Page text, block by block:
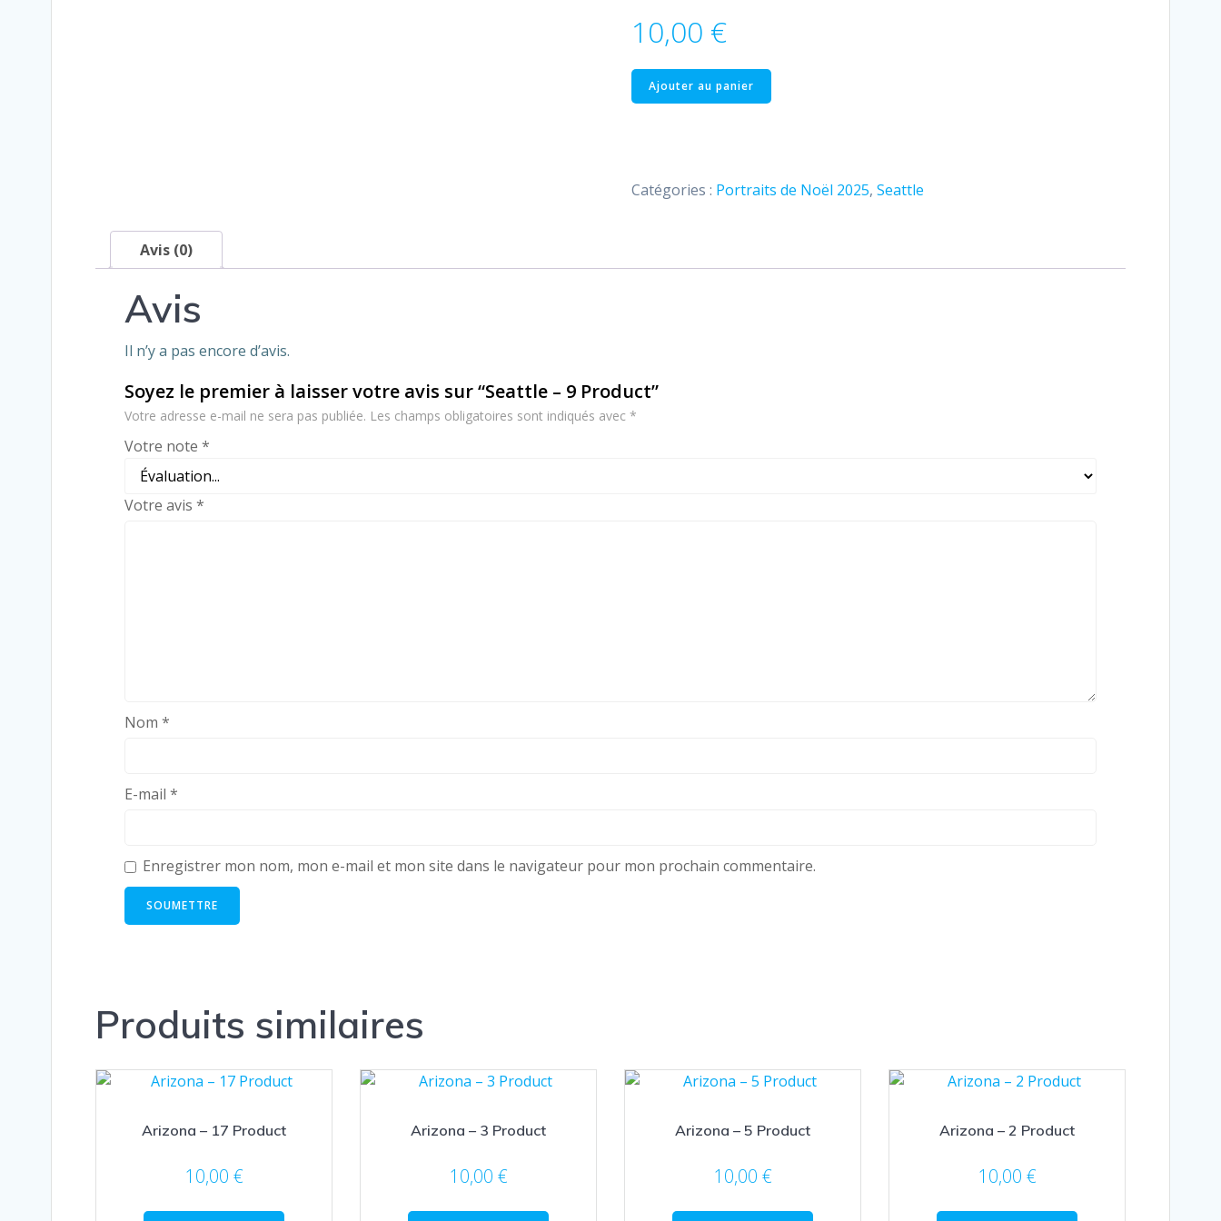
10,00 €
quantité
de
Product
Ajouter au panier
Catégories : Portraits de Noël 2025, Seattle
Avis (0)
Avis
Il n’y a pas encore d’avis.
Soyez le premier à laisser votre avis sur “Seattle – 9 Product”
Votre adresse e-mail ne sera pas publiée. Les champs obligatoires sont indiqués avec *
Votre note *
Votre avis *
Nom *
E-mail *
Enregistrer mon nom, mon e-mail et mon site dans le navigateur pour mon prochain commentaire.
Produits similaires
Arizona – 17 Product
10,00 €
Arizona – 3 Product
10,00 €
Arizona – 5 Product
10,00 €
Arizona – 2 Product
10,00 €